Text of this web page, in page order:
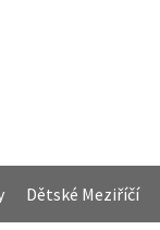
Dětské Meziříčí